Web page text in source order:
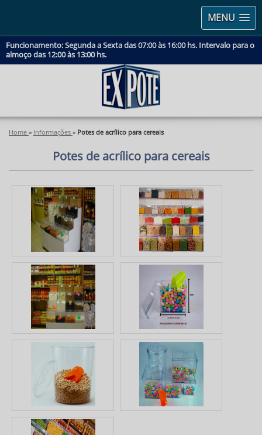
MENU
Funcionamento: Segunda a Sexta das 07:00 às 16:00 hs. Intervalo para o
almoço das 12:00 às 13:00 hs.
Home » Informações » Potes de acrílico para cereais
Potes de acrílico para cereais